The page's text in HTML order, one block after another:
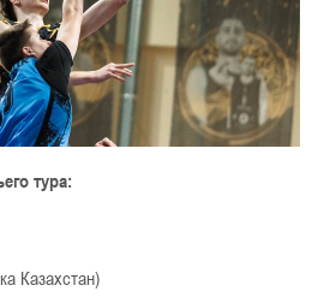
тура:
Казахстан)